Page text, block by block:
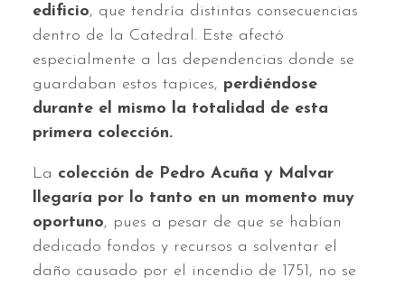
edificio, que tendría distintas consecuencias
dentro de la Catedral. Este afectó
especialmente a las dependencias donde se
guardaban estos tapices, perdiéndose
durante el mismo la totalidad de esta
primera colección.
La colección de Pedro Acuña y Malvar
llegaría por lo tanto en un momento muy
oportuno, pues a pesar de que se habían
dedicado fondos y recursos a solventar el
daño causado por el incendio de 1751, no se